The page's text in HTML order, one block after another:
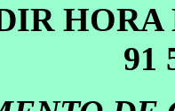
HORA
91